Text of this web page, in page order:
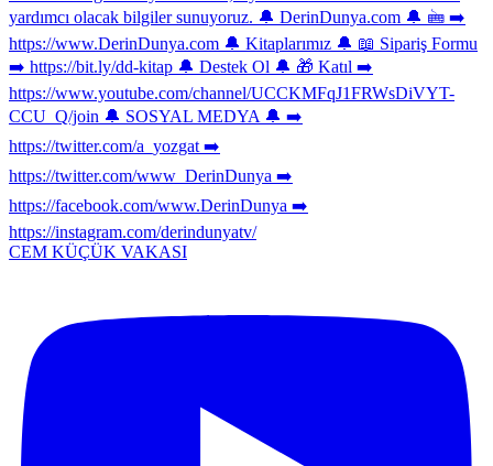
CEM KÜÇÜK VAKASI